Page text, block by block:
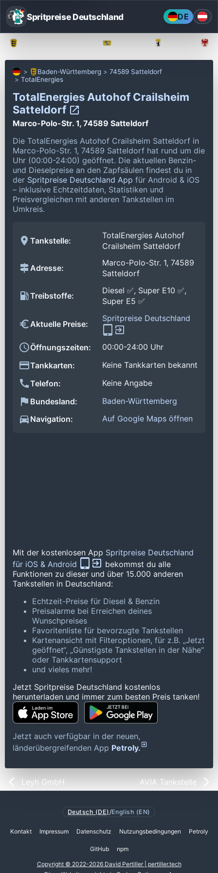
Spritpreise Deutschland DE
Baden-Württemberg
74589 Satteldorf
TotalEnergies
TotalEnergies Autohof Crailsheim
Satteldorf
Marco-Polo-Str. 1, 74589 Satteldorf
Die TotalEnergies Autohof Crailsheim Satteldorf in
Marco-Polo-Str. 1, 74589 Satteldorf hat rund um die
Uhr (00:00-24:00) geöffnet. Die aktuellen Benzin-
und Dieselpreise an den Zapfsäulen findest du in
der Spritpreise Deutschland App für Android & iOS
– inklusive Echtzeitdaten, Statistiken und
Preisvergleichen mit anderen Tankstellen im
Umkreis.
Tankstelle:
TotalEnergies Autohof
Crailsheim Satteldorf
Adresse:
Marco-Polo-Str. 1, 74589
Satteldorf
Treibstoffe:
Diesel ✅, Super E10 ✅,
Super E5 ✅
Aktuelle Preise:
Spritpreise Deutschland
Öffnungszeiten:
00:00-24:00 Uhr
Tankkarten:
Keine Tankkarten bekannt
Telefon:
Keine Angabe
Bundesland:
Baden-Württemberg
Navigation:
Auf Google Maps öffnen
Mit der kostenlosen App Spritpreise Deutschland
für iOS & Android
bekommst du alle
Funktionen zu dieser und über 15.000 anderen
Tankstellen in Deutschland:
Echtzeit-Preise für Diesel & Benzin
Preisalarme bei Erreichen deines
Wunschpreises
Favoritenliste für bevorzugte Tankstellen
Kartenansicht mit Filteroptionen, für z.B. „Jetzt
geöffnet“, „Günstigste Tankstellen in der Nähe“
oder Tankkartensupport
und vieles mehr!
Jetzt Spritpreise Deutschland kostenlos
herunterladen und immer zum besten Preis tanken!
Jetzt auch verfügbar in der neuen,
länderübergreifenden App Petroly.
Leyh GmbH AVIA Tankstelle
Deutsch (DE) /English (EN)
Kontakt Impressum Datenschutz Nutzungsbedingungen Petroly
GitHub npm
Copyright © 2022-2026 David Pertiller | pertiller.tech